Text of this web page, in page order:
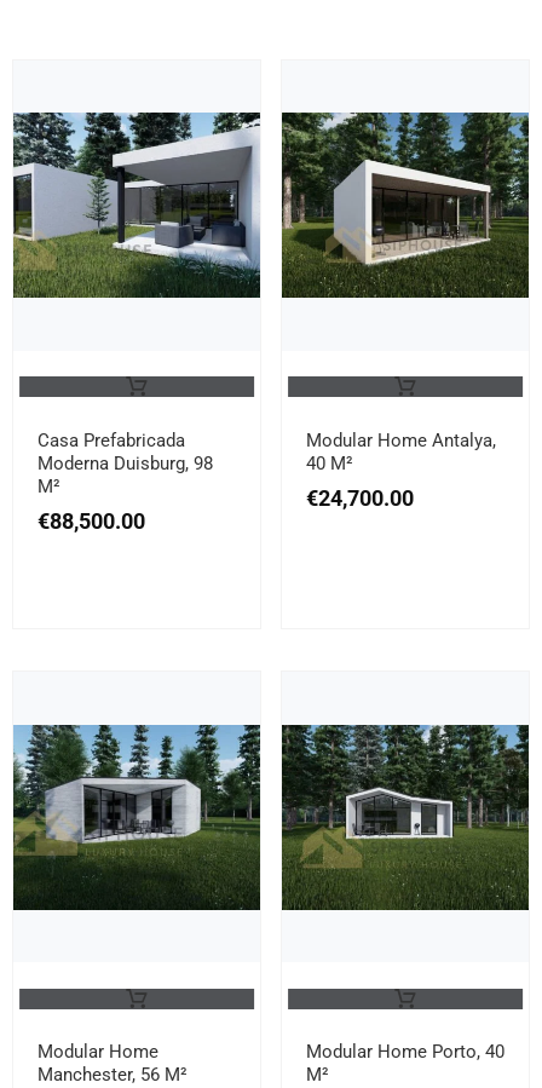
Casa Prefabricada
Moderna Duisburg, 98
M²
€88,500.00
Modular Home Antalya,
40 M²
€24,700.00
Modular Home
Manchester, 56 M²
Modular Home Porto, 40
M²